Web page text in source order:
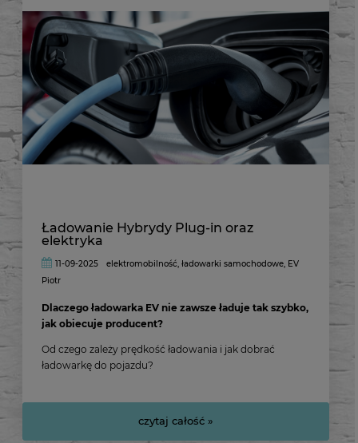
Ładowanie Hybrydy Plug-in oraz
elektryka
11-09-2025 elektromobilność,ładowarki samochodowe, EV
Piotr
Dlaczego ładowarka EV nie zawsze ładuje tak szybko,
jak obiecuje producent?
Od czego zależy prędkość ładowania i jak dobrać
ładowarkę do pojazdu?
czytaj całość »